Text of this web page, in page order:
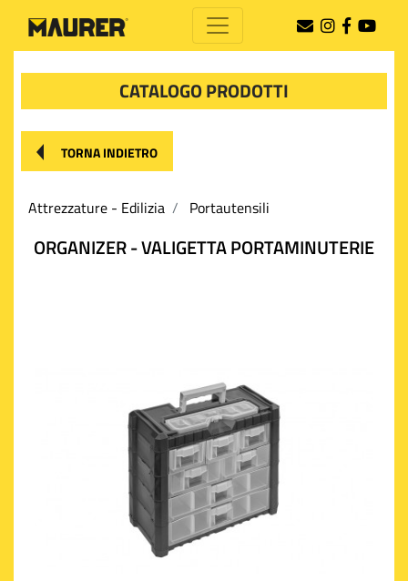
CATALOGO PRODOTTI
TORNA INDIETRO
Attrezzature - Edilizia Portautensili
ORGANIZER - VALIGETTA PORTAMINUTERIE